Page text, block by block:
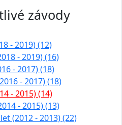
závody
- 2019) (12)
- 2019) (16)
- 2017) (18)
- 2017) (18)
- 2015) (14)
- 2015) (13)
(2012 - 2013) (22)